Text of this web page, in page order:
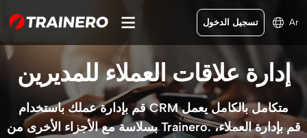
تسجيل الدخول Ar
إدارة علاقات العملاء للمديرين
قم بإدارة عملك باستخدام CRM متكامل بالكامل يعمل
بسلاسة مع الأجزاء الأخرى من Trainero. قم بإدارة العملاء،